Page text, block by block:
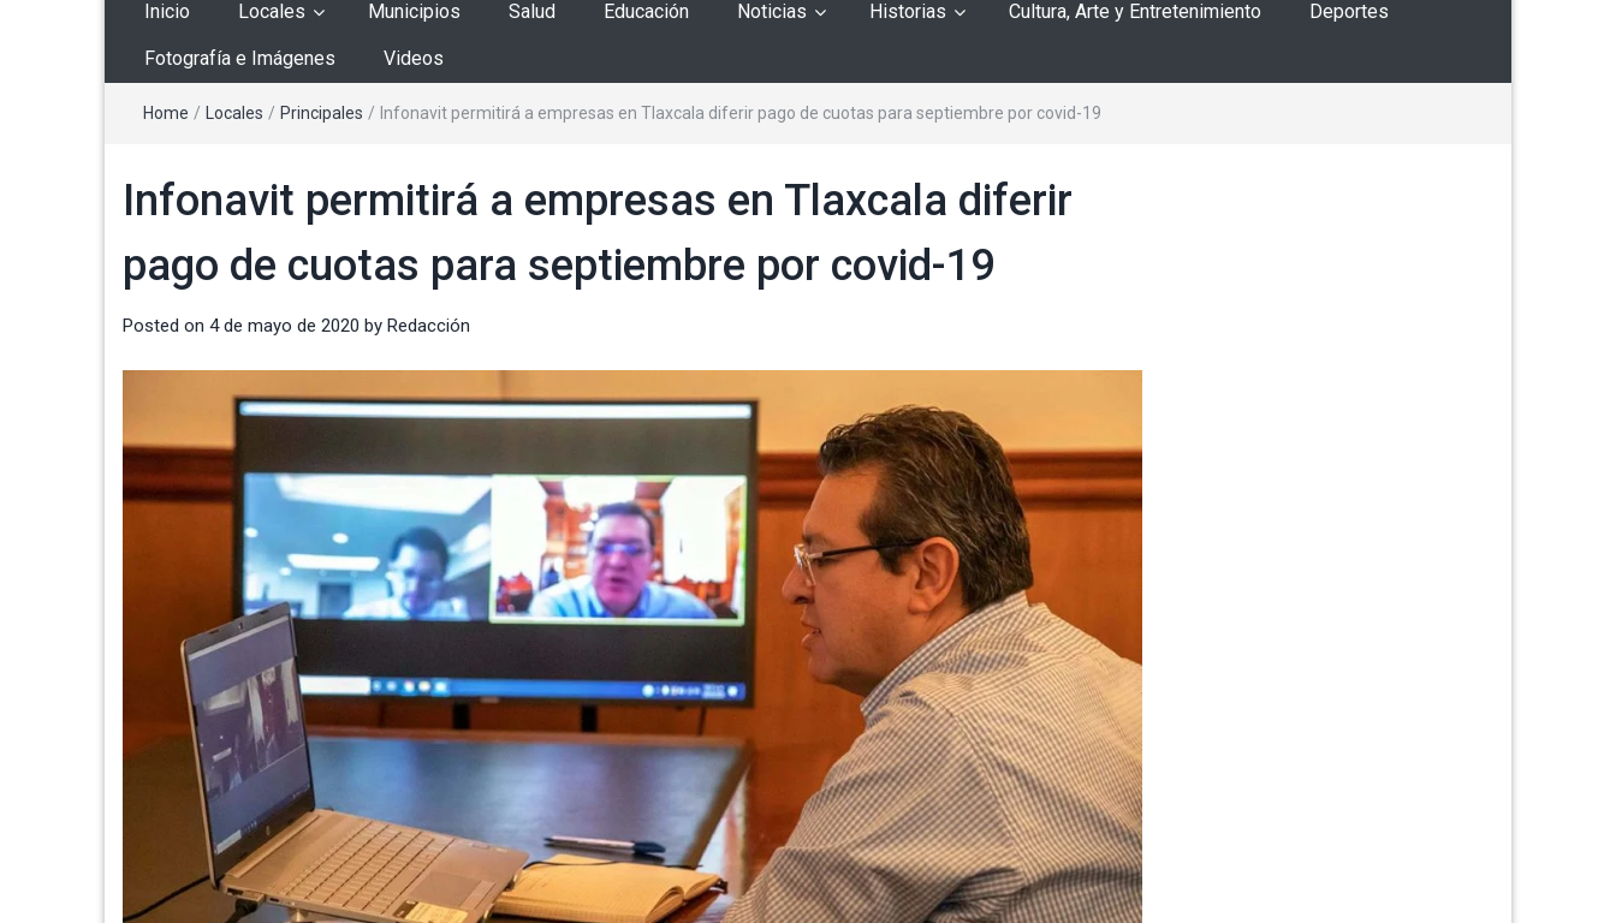
Inicio Locales Municipios Salud Educación Noticias Historias Cultura, Arte y Entretenimiento Deportes
Fotografía e Imágenes Videos
Home / Locales / Principales / Infonavit permitirá a empresas en Tlaxcala diferir pago de cuotas para septiembre por covid-19
Infonavit permitirá a empresas en Tlaxcala diferir
pago de cuotas para septiembre por covid-19
Posted on 4 de mayo de 2020 by Redacción